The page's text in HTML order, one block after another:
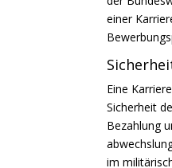
einer
Eine
Sicherheit
Bezahlung
im